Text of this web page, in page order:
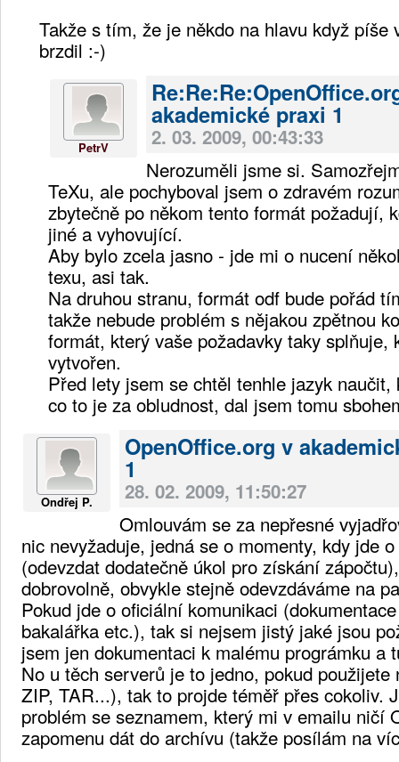
Takže s tím, že je někdo na hlavu když píše
brzdil :-)
PetrV
akademické praxi 1
2. 03. 2009, 00:43:33
Nerozuměli jsme si.
TeXu, ale pochyboval jsem o zdravém
zbytečně po někom tento formát požadují,
jiné a vyhovující.
Aby bylo zcela jasno - jde mi o nucení
texu, asi tak.
Na druhou stranu, formát odf bude pořád
takže nebude problém s nějakou zpětnou
formát, který vaše požadavky taky splňuje,
vytvořen.
Před lety jsem se chtěl tenhle jazyk
co to je za obludnost, dal jsem tomu
Ondřej P.
OpenOffice.org v
1
28. 02. 2009, 11:50:27
Omlouvám se za nepřesné
nic nevyžaduje, jedná se o momenty, kdy jde
(odevzdat dodatečně úkol pro získání
dobrovolně, obvykle stejně odevzdáváme na
Pokud jde o oficiální komunikaci
bakalářka etc.), tak si nejsem jistý jaké jsou
jsem jen dokumentaci k malému prográmku a
No u těch serverů je to jedno, pokud
ZIP, TAR...), tak to projde téměř přes cokoliv.
problém se seznamem, který mi v emailu ničí
zapomenu dát do archívu (takže posílám na